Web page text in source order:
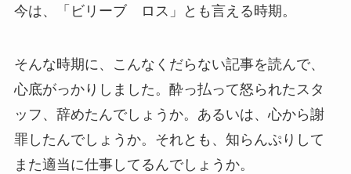
今は、「ビリーブ ロス」とも言える時期。
そんな時期に、こんなくだらない記事を読んで、
心底がっかりしました。酔っ払って怒られたスタ
ッフ、辞めたんでしょうか。あるいは、心から謝
罪したんでしょうか。それとも、知らんぷりして
また適当に仕事してるんでしょうか。